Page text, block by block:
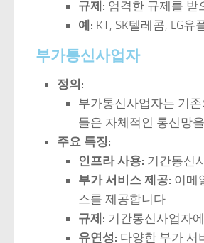
규제: 엄격한 규제를 받
예: KT, SK텔레콤, LG유
부가통신사업자
정의:
부가통신사업자는 기
들은 자체적인 통신망
주요 특징:
인프라 사용: 기간통신
부가 서비스 제공: 이메
스를 제공합니다.
규제: 기간통신사업자
유연성: 다양한 부가 서